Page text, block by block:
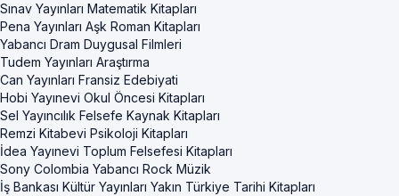
Sınav Yayınları Matematik Kitapları
Pena Yayınları Aşk Roman Kitapları
Yabancı Dram Duygusal Filmleri
Tudem Yayınları Araştırma
Can Yayınları Fransiz Edebiyati
Hobi Yayınevi Okul Öncesi Kitapları
Sel Yayıncılık Felsefe Kaynak Kitapları
Remzi Kitabevi Psikoloji Kitapları
İdea Yayınevi Toplum Felsefesi Kitapları
Sony Colombia Yabancı Rock Müzik
İş Bankası Kültür Yayınları Yakın Türkiye Tarihi Kitapları